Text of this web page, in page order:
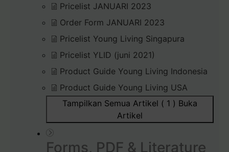
Pricelist JANUARI 2023
Order Form JANUARI 2023
Pricelist Young Living Singapura
Pricelist YLID (juni 2021)
Product Guide Young Living Indonesia
Product Guide Young Living USA
Tampilkan Semua Artikel ( 1 ) Buka
Artikel
Forms, PDF & Literature